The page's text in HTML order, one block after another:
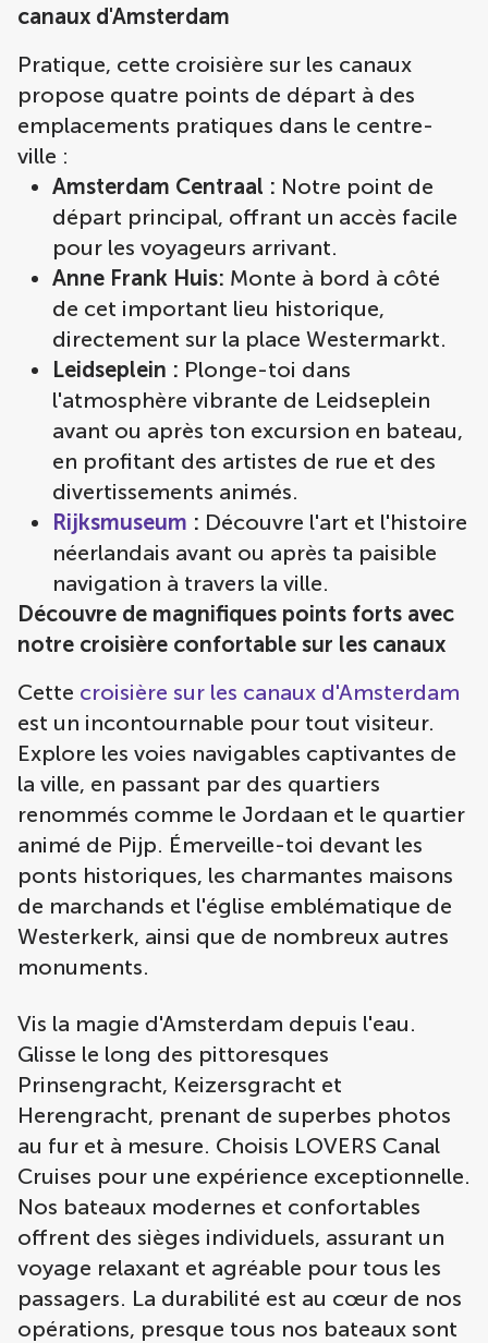
canaux d'Amsterdam
Pratique, cette croisière sur les canaux
propose quatre points de départ à des
emplacements pratiques dans le centre-
ville :
Amsterdam Centraal : Notre point de
départ principal, offrant un accès facile
pour les voyageurs arrivant.
Anne Frank Huis: Monte à bord à côté
de cet important lieu historique,
directement sur la place Westermarkt.
Leidseplein : Plonge-toi dans
l'atmosphère vibrante de Leidseplein
avant ou après ton excursion en bateau,
en profitant des artistes de rue et des
divertissements animés.
Rijksmuseum : Découvre l'art et l'histoire
néerlandais avant ou après ta paisible
navigation à travers la ville.
Découvre de magnifiques points forts avec
notre croisière confortable sur les canaux
Cette croisière sur les canaux d'Amsterdam
est un incontournable pour tout visiteur.
Explore les voies navigables captivantes de
la ville, en passant par des quartiers
renommés comme le Jordaan et le quartier
animé de Pijp. Émerveille-toi devant les
ponts historiques, les charmantes maisons
de marchands et l'église emblématique de
Westerkerk, ainsi que de nombreux autres
monuments.
Vis la magie d'Amsterdam depuis l'eau.
Glisse le long des pittoresques
Prinsengracht, Keizersgracht et
Herengracht, prenant de superbes photos
au fur et à mesure. Choisis LOVERS Canal
Cruises pour une expérience exceptionnelle.
Nos bateaux modernes et confortables
offrent des sièges individuels, assurant un
voyage relaxant et agréable pour tous les
passagers. La durabilité est au cœur de nos
opérations, presque tous nos bateaux sont